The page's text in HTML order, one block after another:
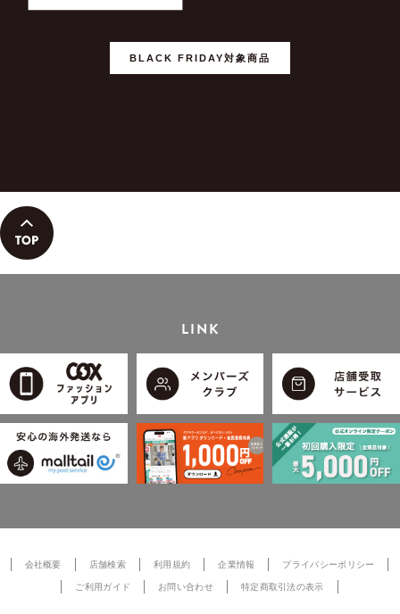
BLACK FRIDAY対象商品
LINK
会社概要 店舗検索 利用規約 企業情報 プライバシーポリシー
ご利用ガイド お問い合わせ 特定商取引法の表示